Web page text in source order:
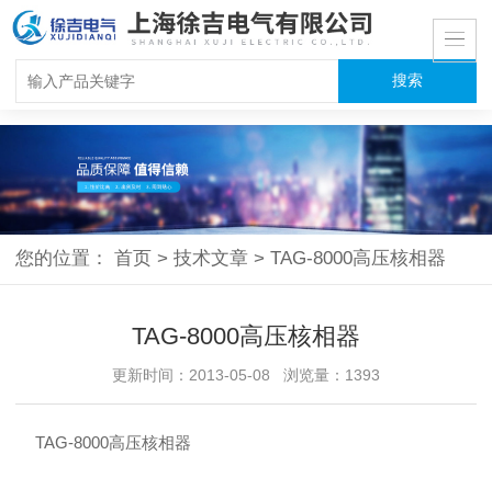
您的位置： 首页 > 技术文章 > TAG-8000高压核相器
TAG-8000高压核相器
更新时间：2013-05-08 浏览量：1393
TAG-8000高压核相器